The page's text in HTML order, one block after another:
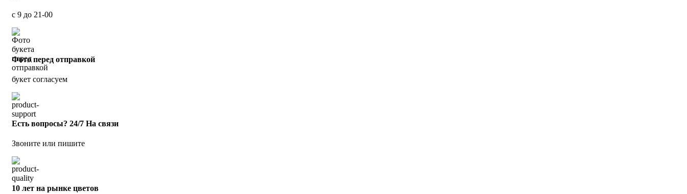
с 9 до 21-00
Фото перед отправкой
букет согласуем
Есть вопросы? 24/7 На связи
Звоните или пишите
10 лет на рынке цветов